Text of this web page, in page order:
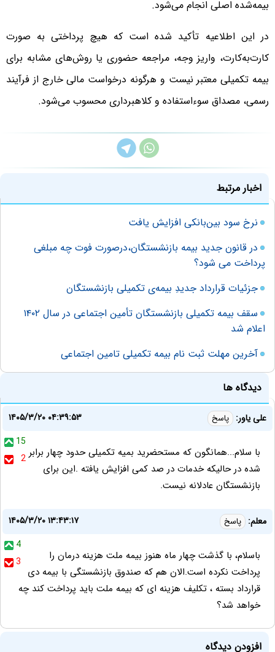
بیمه‌شده اصلی انجام می‌شود.
در این اطلاعیه تأکید شده است که هیچ پرداختی به صورت
کارت‌به‌کارت، واریز وجه، مراجعه حضوری یا روش‌های مشابه برای
بیمه تکمیلی معتبر نیست و هرگونه درخواست مالی خارج از فرآیند
رسمی، مصداق سوءاستفاده و کلاهبرداری محسوب می‌شود.
اخبار مرتبط
نرخ سود بین‌بانکی افزایش یافت
در قانون جدید بیمه بازنشستگان،درصورت فوت چه مبلغی
پرداخت می شود؟
جزئیات قرارداد جدیدِ بیمه‌ی تکمیلی بازنشستگان
سقف بیمه تکمیلی بازنشستگان تأمین اجتماعی در سال ۱۴۰۲
اعلام شد
آخرین مهلت ثبت نام بیمه تکمیلی تامین اجتماعی
دیدگاه ها
علی یاور: پاسخ
۱۴۰۵/۳/۲۰ ۰۴:۳۹:۵۳
15
2 با سلام...همانگون که مستحضرید بمیه تکمیلی حدود چهار برابر
شده در حالیکه خدمات در صد کمی افزایش یافته .این برای
بازنشستگان عادلانه نیست.
معلم: پاسخ
۱۴۰۵/۳/۲۰ ۱۳:۴۳:۱۷
4
3
باسلام، با گذشت چهار ماه هنوز بیمه ملت هزینه درمان را
پرداخت نکرده است.الان هم که صندوق بازنشستگی با بیمه دی
قرارداد بسته ، تکلیف هزینه ای که بیمه ملت باید پرداخت کند چه
خواهد شد؟
افزودن دیدگاه